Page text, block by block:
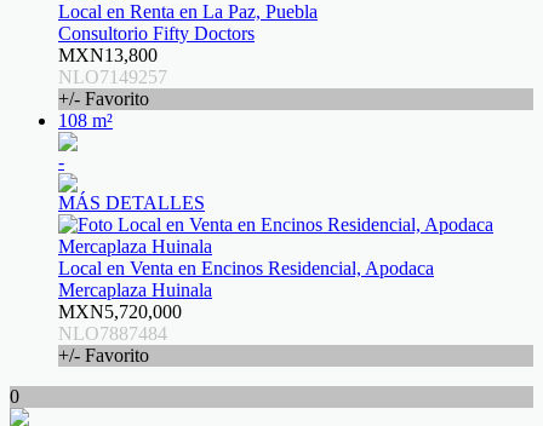
Local en Renta en La Paz, Puebla
Consultorio Fifty Doctors
MXN13,800
NLO7149257
+/- Favorito
108 m²
-
MÁS DETALLES
Local en Venta en Encinos Residencial, Apodaca
Mercaplaza Huinala
MXN5,720,000
NLO7887484
+/- Favorito
0